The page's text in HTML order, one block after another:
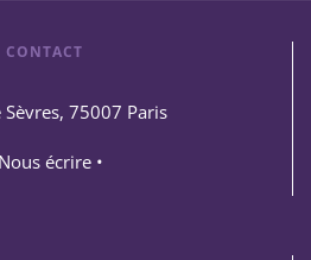
CONTACT
75007 Paris
écrire •